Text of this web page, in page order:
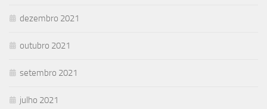
dezembro 2021
outubro 2021
setembro 2021
julho 2021